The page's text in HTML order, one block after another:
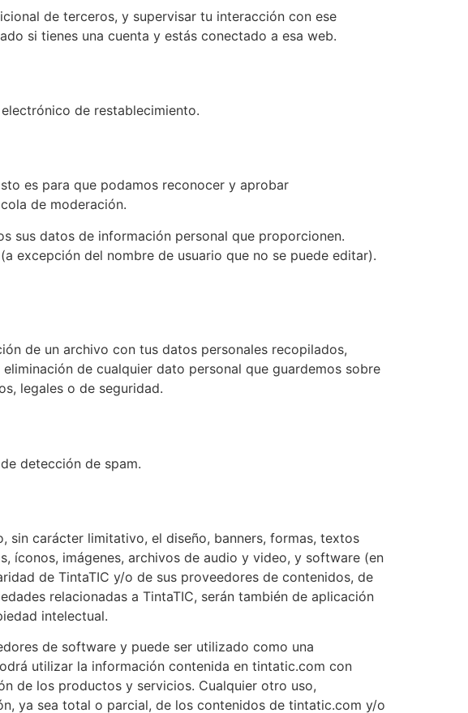
de terceros, y supervisar tu interacción con ese
si tienes una cuenta y estás conectado a esa web.
de restablecimiento.
es para que podamos reconocer y aprobar
de moderación.
sus datos de información personal que proporcionen.
excepción del nombre de usuario que no se puede editar).
de un archivo con tus datos personales recopilados,
de cualquier dato personal que guardemos sobre
legales o de seguridad.
detección de spam.
carácter limitativo, el diseño, banners, formas, textos
íconos, imágenes, archivos de audio y video, y software (en
de TintaTIC y/o de sus proveedores de contenidos, de
relacionadas a TintaTIC, serán también de aplicación
intelectual.
de software y puede ser utilizado como una
utilizar la información contenida en tintatic.com con
de los productos y servicios. Cualquier otro uso,
ya sea total o parcial, de los contenidos de tintatic.com y/o